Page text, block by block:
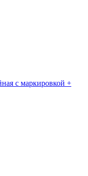
с маркировкой +